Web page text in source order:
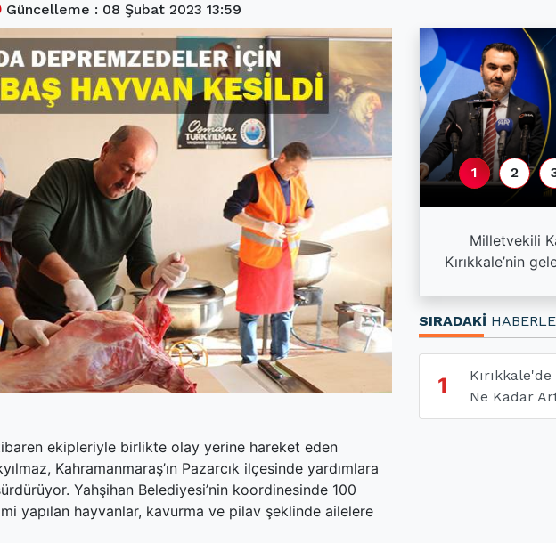
Güncelleme : 08 Şubat 2023 13:59
ekipleriyle birlikte olay yerine hareket eden
Kahramanmaraş’ın Pazarcık ilçesinde yardımlara
Yahşihan Belediyesi’nin koordinesinde 100
yapılan hayvanlar, kavurma ve pilav şeklinde ailelere
Özgür Özel’in kurduğu Yeni Parti’nin logosu
tartışma yarattı
Kırıkkale'de Kiralar Son Bir Yılda Ne Kadar
Arttı?
Milletvekili
Kırıkkale’nin
1 2
SIRADAKİ
1
Ne Kadar